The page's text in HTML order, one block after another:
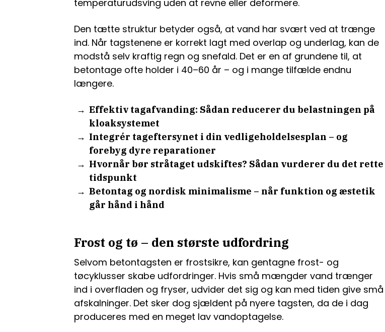
temperaturudsving uden at revne eller deformere.
Den tætte struktur betyder også, at vand har svært ved at trænge
ind. Når tagstenene er korrekt lagt med overlap og underlag, kan de
modstå selv kraftig regn og snefald. Det er en af grundene til, at
betontage ofte holder i 40–60 år – og i mange tilfælde endnu
længere.
Effektiv tagafvanding: Sådan reducerer du belastningen på
kloaksystemet
Integrér tageftersynet i din vedligeholdelsesplan – og
forebyg dyre reparationer
Hvornår bør stråtaget udskiftes? Sådan vurderer du det rette
tidspunkt
Betontag og nordisk minimalisme – når funktion og æstetik
går hånd i hånd
Frost og tø – den største udfordring
Selvom betontagsten er frostsikre, kan gentagne frost- og
tøcyklusser skabe udfordringer. Hvis små mængder vand trænger
ind i overfladen og fryser, udvider det sig og kan med tiden give små
afskalninger. Det sker dog sjældent på nyere tagsten, da de i dag
produceres med en meget lav vandoptagelse.